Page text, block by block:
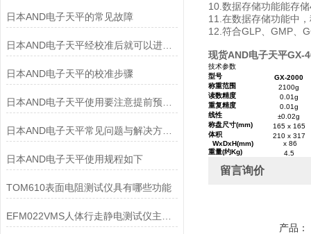
日本AND电子天平的常见故障
日本AND电子天平经校准后就可以进行称量了
日本AND电子天平的校准步骤
日本AND电子天平常见问题与解决方法详解
日本AND电子天平使用规程如下
TOM610表面电阻测试仪具有哪些功能
10.数据存储功能能存
11.在数据存储功能中
12.符合GLP、GMP、
现货AND电子天平GX-
技术参数
型号
GX-2000
称重范围
2100g
读数精度
0.01g
重复精度
0.01g
线性
±0.02g
称盘尺寸(mm)
165 x 165
体积
WxDxH(mm)
210 x 317
x 86
重量(约Kg) 4.5
留言询价
产品：